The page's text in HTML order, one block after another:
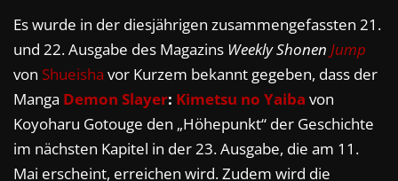
Es wurde in der diesjährigen zusammengefassten 21.
und 22. Ausgabe des Magazins Weekly Shonen Jump
von Shueisha vor Kurzem bekannt gegeben, dass der
Manga Demon Slayer: Kimetsu no Yaiba von
Koyoharu Gotouge den „Höhepunkt“ der Geschichte
im nächsten Kapitel in der 23. Ausgabe, die am 11.
Mai erscheint, erreichen wird. Zudem wird die